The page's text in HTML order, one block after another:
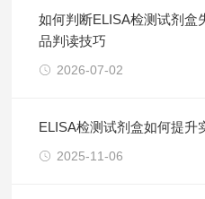
如何判断ELISA检测试剂盒
品判读技巧
2026-07-02
ELISA检测试剂盒如何提升
2025-11-06